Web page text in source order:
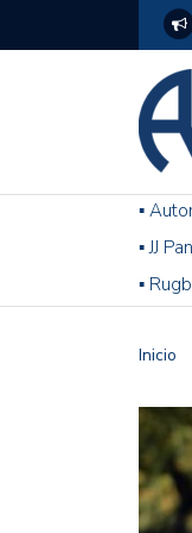
▪
▪ JJ
▪
Inicio